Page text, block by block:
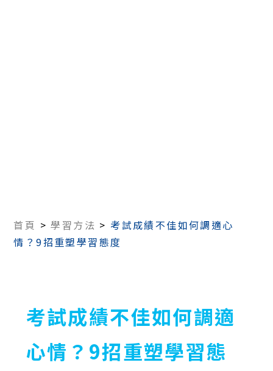
首頁 >學習方法 > 考試成績不佳如何調適心
情？9招重塑學習態度
考試成績不佳如何調適
心情？9招重塑學習態